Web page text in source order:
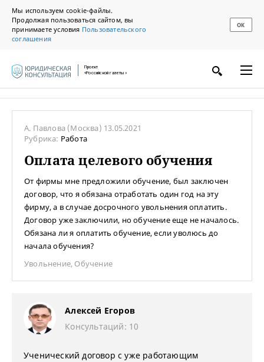
Мы используем cookie-файлы.
Продолжая пользоваться сайтом, вы
принимаете условия Пользовательского
соглашения
ОК
Проект
«Российской газеты»
А. Павлова (Москва) 13.05.2021
Рубрика: Работа
Оплата целевого обучения
От фирмы мне предложили обучение, был заключен
договор, что я обязана отработать один год на эту
фирму, а в случае досрочного увольнения оплатить.
Договор уже заключили, но обучение еще не началось.
Обязана ли я оплатить обучение, если уволюсь до
начала обучения?
Увольнение, Обучение
Алексей Егоров
Консультаций: 10
Ученический договор с уже работающим